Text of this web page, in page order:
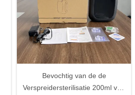
Bevochtig van de de
Verspreidersterilisatie 200ml van